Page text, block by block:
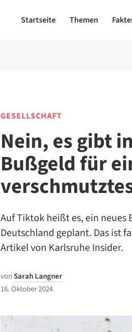
Startseite Themen
GESELLSCHAFT
Nein, es gibt
Bußgeld für
Auf Tiktok heißt es, ein neues
Deutschland geplant. Das ist
Artikel von Karlsruhe Insider.
vonSarah Langner
16. Oktober 2024